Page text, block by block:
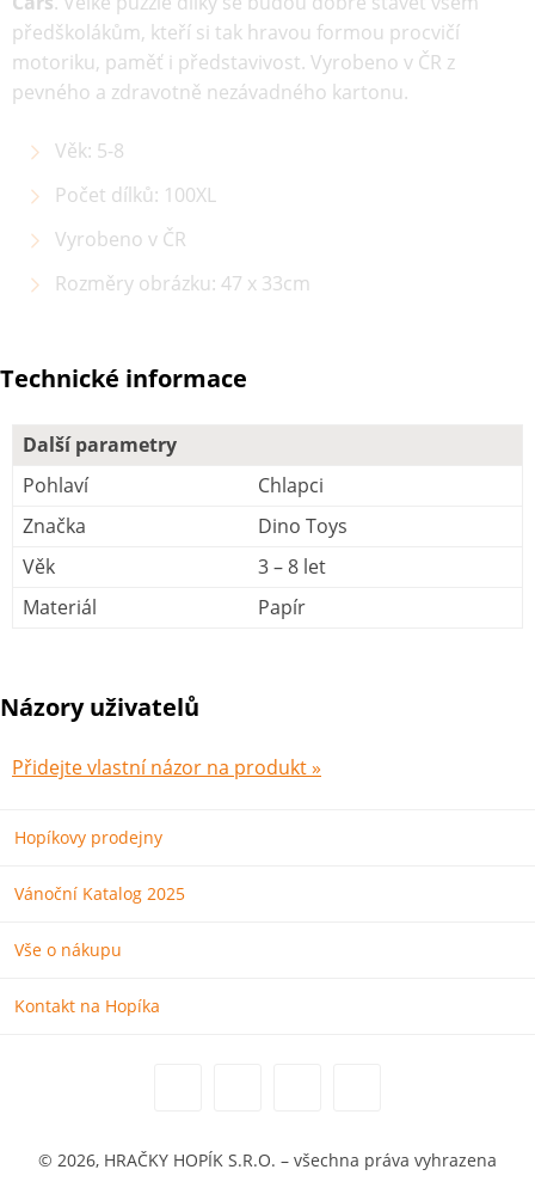
předškolákům, kteří si tak hravou formou procvičí
motoriku, paměť i představivost. Vyrobeno v ČR z
pevného a zdravotně nezávadného kartonu.
Věk: 5-8
Počet dílků: 100XL
Vyrobeno v ČR
Rozměry obrázku: 47 x 33cm
Technické informace
Další parametry
Pohlaví
Chlapci
Značka
Dino Toys
Věk
3 – 8 let
Materiál
Papír
Názory uživatelů
Přidejte vlastní názor na produkt »
Hopíkovy prodejny
Vánoční Katalog 2025
Vše o nákupu
Kontakt na Hopíka
© 2026, HRAČKY HOPÍK S.R.O. – všechna práva vyhrazena